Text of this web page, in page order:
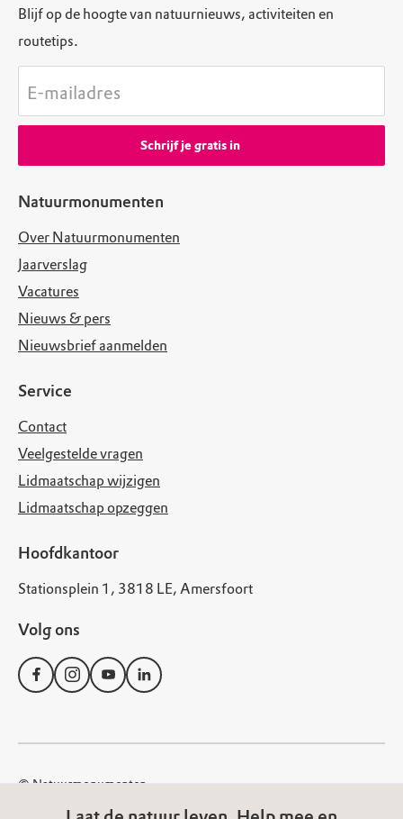
Natuurmonumenten
Over Natuurmonumenten
Jaarverslag
Vacatures
Nieuws & pers
Nieuwsbrief aanmelden
Service
Contact
Veelgestelde vragen
Lidmaatschap wijzigen
Lidmaatschap opzeggen
Hoofdkantoor
Stationsplein 1, 3818 LE, Amersfoort
Volg ons
Blijf op de hoogte van natuurnieuws, activiteiten en
routetips.
E-mailadres
Schrijf je gratis in
© Natuurmonumenten
Disclaimer
Privacy Statement Cookies